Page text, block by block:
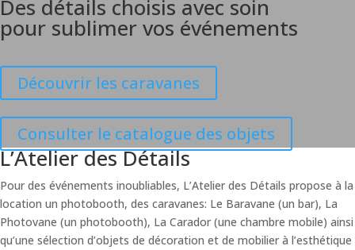
Des détails choisis avec soin
pour sublimer vos événements
Découvrir les caravanes
Consulter le catalogue des objets
L’Atelier des Détails
Pour des événements inoubliables, L’Atelier des Détails propose à la
location un photobooth, des caravanes: Le Baravane (un bar), La
Photovane (un photobooth), La Carador (une chambre mobile) ainsi
qu’une sélection d’objets de décoration et de mobilier à l’esthétique